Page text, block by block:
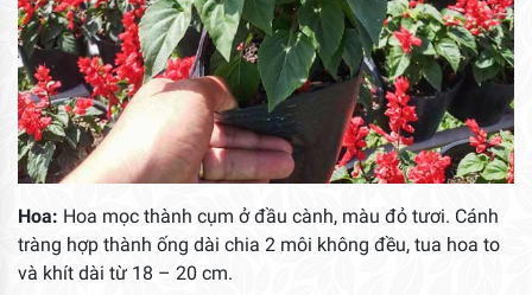
Hoa: Hoa mọc thành cụm ở đầu cành, màu đỏ tươi. Cánh
tràng hợp thành ống dài chia 2 môi không đều, tua hoa to
và khít dài từ 18 – 20 cm.